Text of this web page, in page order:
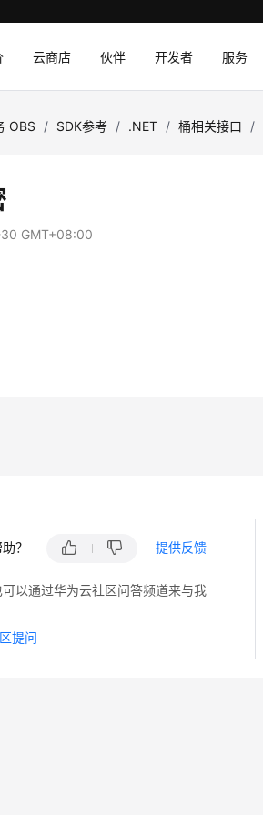
云商店 伙伴 开发者 服务
OBS / SDK参考 / .NET / 桶相关接口 /
GMT+08:00
？ 提供反馈
以通过华为云社区问答频道来与我
提问